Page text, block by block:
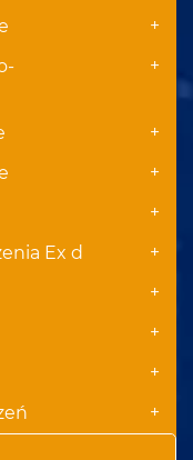
+
+
+
+
+
Ex d +
+
+
+
+